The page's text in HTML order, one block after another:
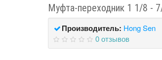
Муфта-переходник 1 1/8 -
Производитель: Hong Sen
0 отзывов